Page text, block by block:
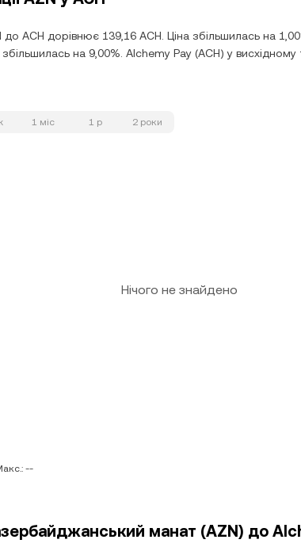
ACH дорівнює 139,16 ACH. Ціна збільшилась на
на 9,00%. Alchemy Pay (ACH) у висхідному
1 міс 1 р 2 роки
Нічого не знайдено
--
манат (AZN) до